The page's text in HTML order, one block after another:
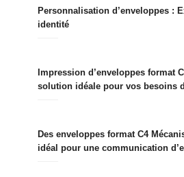
Personnalisation d’enveloppes :
identité
Impression d’enveloppes format
solution idéale pour vos besoins
Des enveloppes format C4
idéal pour une communication